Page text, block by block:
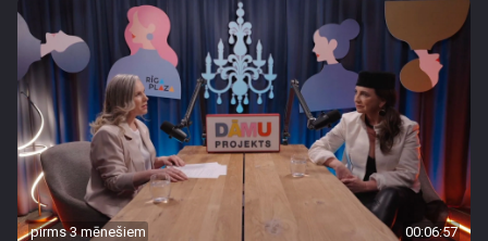
pirms 3 mēnešiem 00:06:57